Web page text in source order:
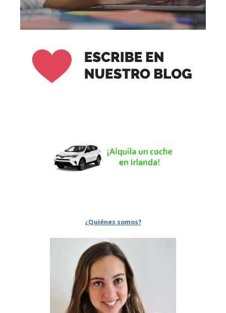
¿Quiénes somos?